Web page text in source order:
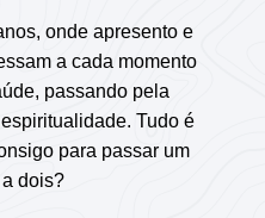
onde apresento e
a cada momento
passando pela
Tudo é
para passar um
dois?